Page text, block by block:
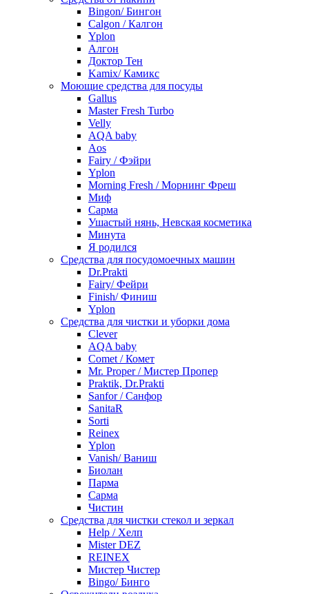
Bingon/ Бингон
Calgon / Калгон
Yplon
Алгон
Доктор Тен
Kamix/ Камикс
Моющие средства для посуды
Gallus
Master Fresh Turbo
Velly
AQA baby
Aos
Fairy / Фэйри
Yplon
Morning Fresh / Морнинг Фреш
Миф
Сарма
Ушастый нянь, Невская косметика
Минута
Я родился
Средства для посудомоечных машин
Dr.Prakti
Fairy/ Фейри
Finish/ Финиш
Yplon
Средства для чистки и уборки дома
Clever
AQA baby
Comet / Комет
Mr. Proper / Мистер Пропер
Praktik, Dr.Prakti
Sanfor / Санфор
SanitaR
Sorti
Reinex
Yplon
Vanish/ Ваниш
Биолан
Парма
Сарма
Чистин
Средства для чистки стекол и зеркал
Help / Хелп
Mister DEZ
REINEX
Мистер Чистер
Bingo/ Бинго